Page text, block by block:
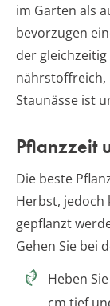
im Garten als
bevorzugen
der
nährstoffreich,
Staunässe ist
Pflanzzeit
Die beste
Herbst, jedoch
gepflanzt
Gehen Sie bei
Heben
cm tief